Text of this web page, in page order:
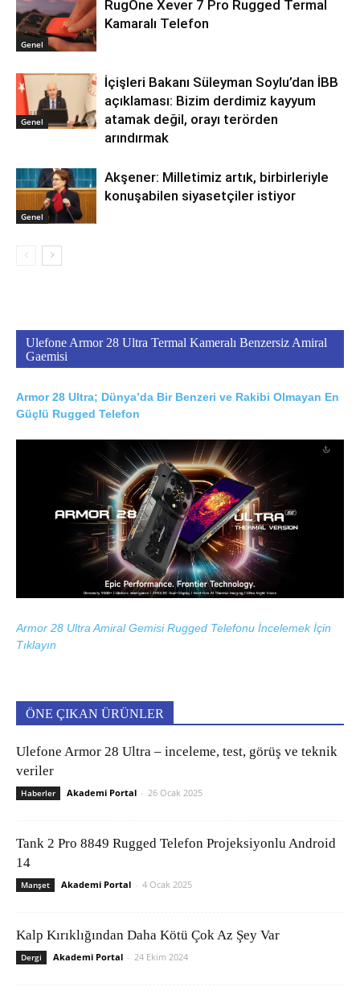
Genel
RugOne Xever 7 Pro Rugged Termal
Kamaralı Telefon
Genel
İçişleri Bakanı Süleyman Soylu’dan İBB
açıklaması: Bizim derdimiz kayyum
atamak değil, orayı terörden
arındırmak
Genel
Akşener: Milletimiz artık, birbirleriyle
konuşabilen siyasetçiler istiyor
Ulefone Armor 28 Ultra Termal Kameralı Benzersiz Amiral
Gaemisi
Armor 28 Ultra; Dünya’da Bir Benzeri ve Rakibi Olmayan En
Güçlü Rugged Telefon
Armor 28 Ultra Amiral Gemisi Rugged Telefonu İncelemek İçin
Tıklayın
ÖNE ÇIKAN ÜRÜNLER
Ulefone Armor 28 Ultra – inceleme, test, görüş ve teknik
veriler
Haberler Akademi Portal - 26 Ocak 2025
Tank 2 Pro 8849 Rugged Telefon Projeksiyonlu Android
14
Manşet Akademi Portal - 4 Ocak 2025
Kalp Kırıklığından Daha Kötü Çok Az Şey Var
Dergi Akademi Portal - 24 Ekim 2024